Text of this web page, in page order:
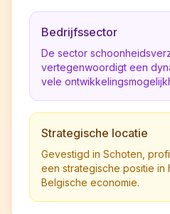
Bedrijfssector
De sector
vertegenwoordigt een
vele
Strategische locatie
Gevestigd in Schoten,
een strategische positie in
Belgische economie.